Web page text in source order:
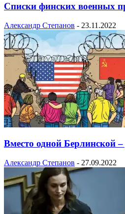
Списки финских военных
Александр Степанов - 23.11.2022
Вместо одной Берлинской –
Александр Степанов - 27.09.2022